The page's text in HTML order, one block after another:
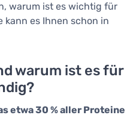
warum ist es wichtig für
kann es Ihnen schon in
warum ist es für
etwa 30 % aller Proteine